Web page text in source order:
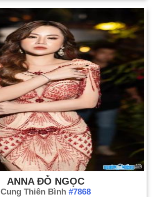
ANNA ĐỖ NGỌC
Cung Thiên Bình #7868